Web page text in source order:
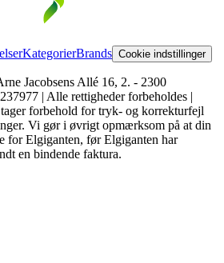
KategorierBrands Cookie indstillinger
Jacobsens Allé 16, 2. - 2300
| Alle rettigheder forbeholdes |
forbehold for tryk- og korrekturfejl
Vi gør i øvrigt opmærksom på at din
for Elgiganten, før Elgiganten har
en bindende faktura.